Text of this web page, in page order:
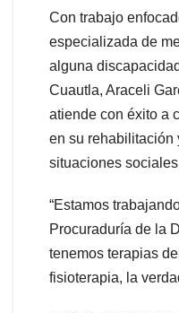
Con trabajo
especializada de
alguna
Cuautla, Araceli
atiende con éxito a
en su rehabilitación
situaciones
“Estamos
Procuraduría de la
tenemos terapias
fisioterapia, la